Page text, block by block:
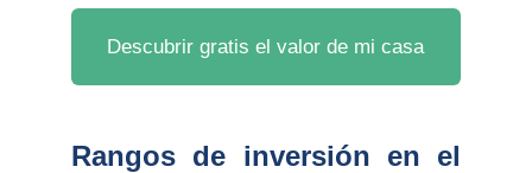
Descubrir gratis el valor de mi casa
Rangos de inversión en el